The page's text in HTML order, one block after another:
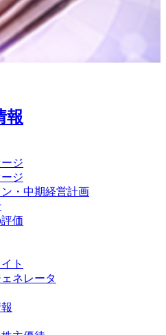
報
ジ
ジ
・中期経営計画
価
ト
ネレータ